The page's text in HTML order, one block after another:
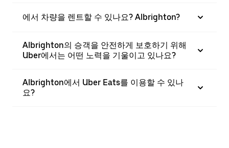
에서 차량을 렌트할 수 있나요? Albrighton?
Albrighton의 승객을 안전하게 보호하기 위해
Uber에서는 어떤 노력을 기울이고 있나요?
Albrighton에서 Uber Eats를 이용할 수 있나
요?